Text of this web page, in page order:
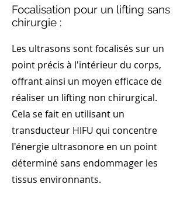
Focalisation pour un lifting sans
chirurgie :
Les ultrasons sont focalisés sur un
point précis à l'intérieur du corps,
offrant ainsi un moyen efficace de
réaliser un lifting non chirurgical.
Cela se fait en utilisant un
transducteur HIFU qui concentre
l'énergie ultrasonore en un point
déterminé sans endommager les
tissus environnants.